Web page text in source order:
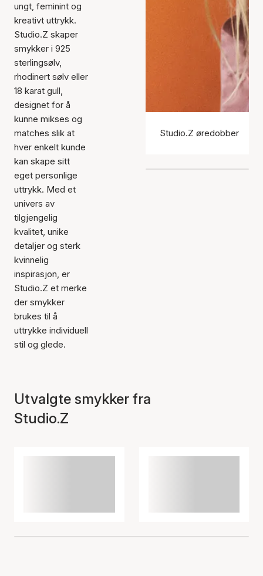
ungt, feminint og
kreativt uttrykk.
Studio.Z skaper
smykker i 925
sterlingsølv,
rhodinert sølv eller
18 karat gull,
designet for å
kunne mikses og
matches slik at
hver enkelt kunde
kan skape sitt
eget personlige
uttrykk. Med et
univers av
tilgjengelig
kvalitet, unike
detaljer og sterk
kvinnelig
inspirasjon, er
Studio.Z et merke
der smykker
brukes til å
uttrykke individuell
stil og glede.
Studio.Z øredobber
Utvalgte smykker fra
Studio.Z